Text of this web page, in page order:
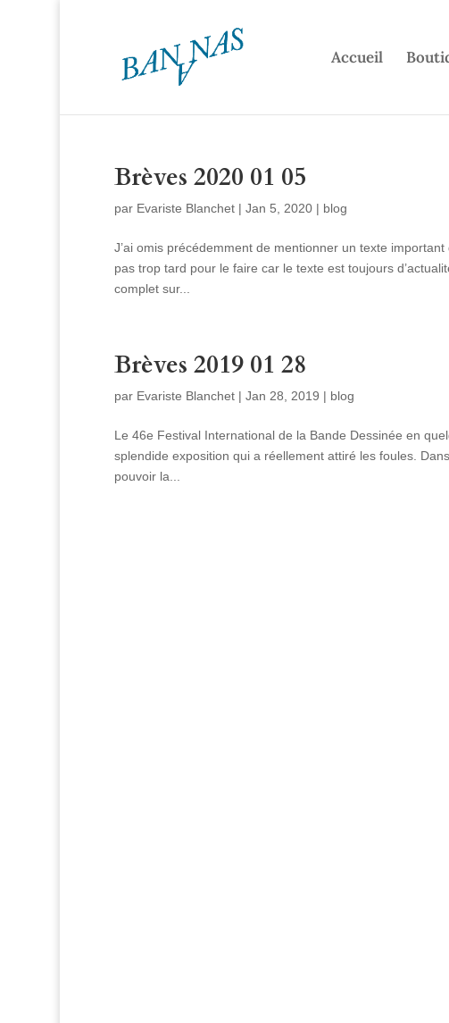
Accueil
Brèves 2020 01 05
par Evariste Blanchet| Jan 5, 2020| blog
J’ai omis précédemment de mentionner un texte
pas trop tard pour le faire car le texte est toujours
complet sur...
Brèves 2019 01 28
par Evariste Blanchet| Jan 28, 2019 | blog
Le 46e Festival International de la Bande Dessinée en
splendide exposition qui a réellement attiré les foules.
pouvoir la...